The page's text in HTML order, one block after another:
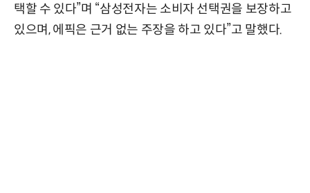
택할 수 있다”며 “삼성전자는 소비자 선택권을 보장하고
있으며, 에픽은 근거 없는 주장을 하고 있다”고 말했다.